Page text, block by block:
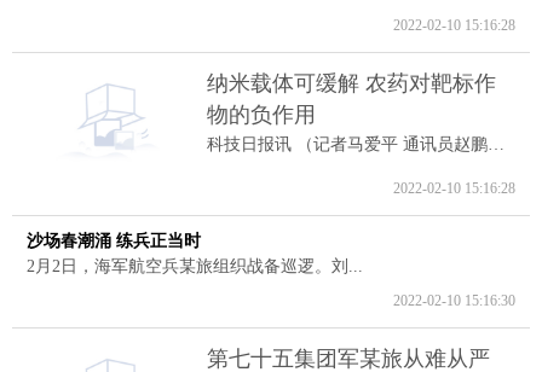
2022-02-10 15:16:28
纳米载体可缓解 农药对靶标作
物的负作用
科技日报讯 （记者马爱平 通讯员赵鹏跃...
2022-02-10 15:16:28
沙场春潮涌 练兵正当时
2月2日，海军航空兵某旅组织战备巡逻。刘...
2022-02-10 15:16:30
第七十五集团军某旅从难从严